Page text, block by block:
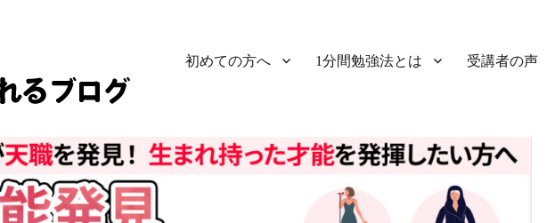
初めての方へ 1分間勉強法とは 受講者の声